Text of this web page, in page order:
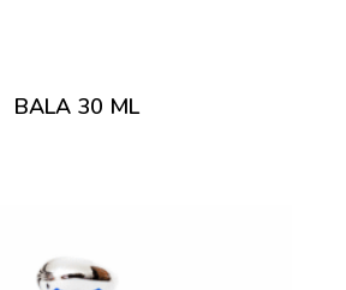
BALA 30 ML